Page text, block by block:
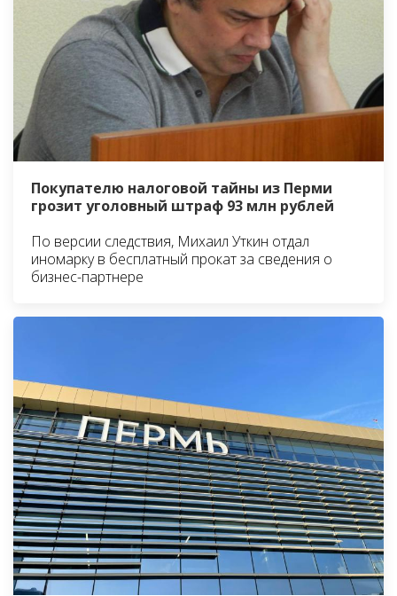
Покупателю налоговой тайны из Перми
грозит уголовный штраф 93 млн рублей
По версии следствия, Михаил Уткин отдал
иномарку в бесплатный прокат за сведения о
бизнес-партнере